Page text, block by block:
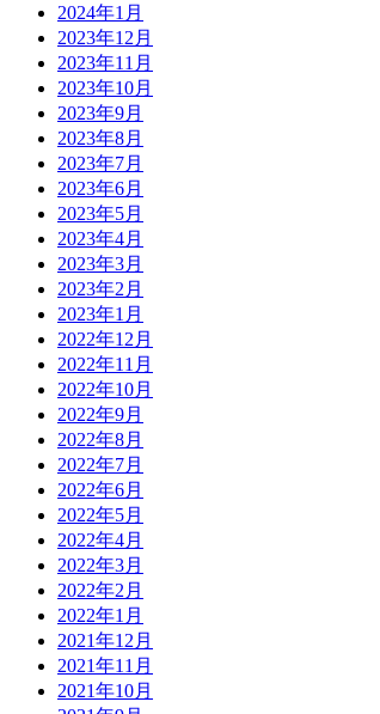
2024年1月
2023年12月
2023年11月
2023年10月
2023年9月
2023年8月
2023年7月
2023年6月
2023年5月
2023年4月
2023年3月
2023年2月
2023年1月
2022年12月
2022年11月
2022年10月
2022年9月
2022年8月
2022年7月
2022年6月
2022年5月
2022年4月
2022年3月
2022年2月
2022年1月
2021年12月
2021年11月
2021年10月